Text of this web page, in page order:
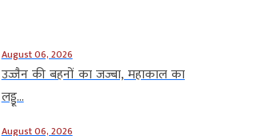
August 06, 2026
उज्जैन की बहनों का जज्बा, महाकाल का
लड्डू...
August 06, 2026